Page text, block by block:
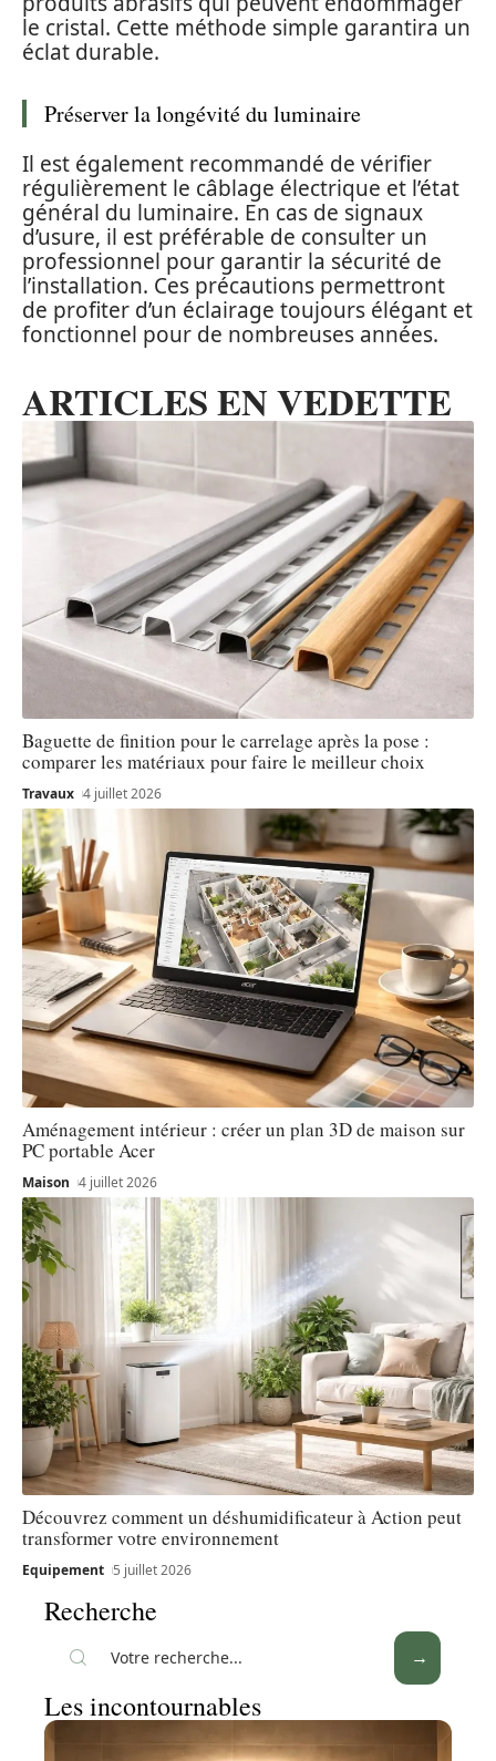
le cristal. Cette méthode simple garantira un
éclat durable.
Préserver la longévité du luminaire
Il est également recommandé de vérifier
régulièrement le câblage électrique et l’état
général du luminaire. En cas de signaux
d’usure, il est préférable de consulter un
professionnel pour garantir la sécurité de
l’installation. Ces précautions permettront
de profiter d’un éclairage toujours élégant et
fonctionnel pour de nombreuses années.
ARTICLES EN VEDETTE
Baguette de finition pour le carrelage après la pose :
comparer les matériaux pour faire le meilleur choix
Travaux 4 juillet 2026
Aménagement intérieur : créer un plan 3D de maison sur
PC portable Acer
Maison 4 juillet 2026
Découvrez comment un déshumidificateur à Action peut
transformer votre environnement
Equipement 5 juillet 2026
Recherche
Les incontournables